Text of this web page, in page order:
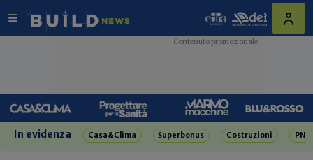
In evidenza Casa&Clima Superbonus Costruzioni